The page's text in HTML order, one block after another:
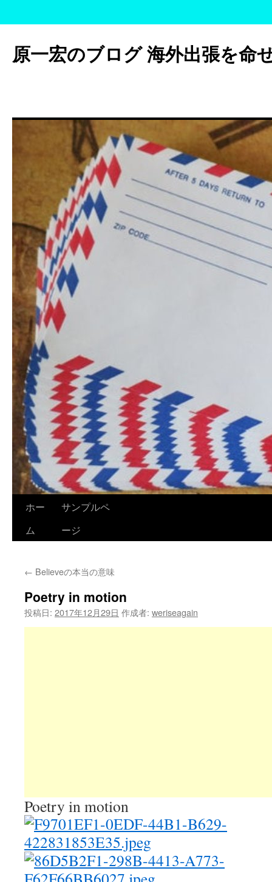
テ
ン
ッ
原一宏のブログ 海外出張を命
ホー
ム
サンプルペ
ージ
← Believeの本当の意味
Poetry in motion
投稿日: 2017年12月29日 作成者: weriseagain
Poetry in motion